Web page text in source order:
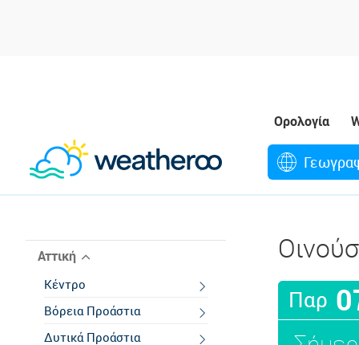
Ορολογία
Αττική
Κέντρο
Βόρεια Προάστια
Δυτικά Προάστια
Παρ